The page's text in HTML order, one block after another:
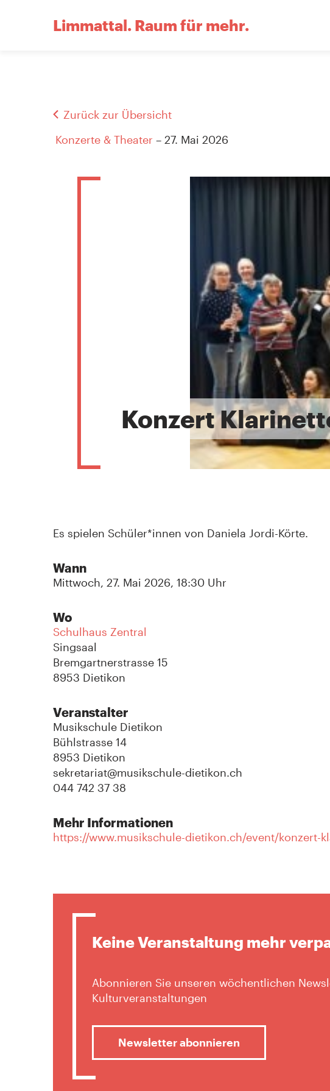
Limmattal. Raum für mehr.
Zurück zur Übersicht
Konzerte & Theater – 27. Mai 2026
Konzert
Es spielen Schüler*innen von Daniela Jordi-Körte.
Wann
Mittwoch, 27. Mai 2026, 18:30 Uhr
Wo
Schulhaus Zentral
Singsaal
Bremgartnerstrasse 15
8953 Dietikon
Veranstalter
Musikschule Dietikon
Bühlstrasse 14
8953 Dietikon
sekretariat@musikschule-dietikon.ch
044 742 37 38
Mehr Informationen
https://www.musikschule-dietikon.ch/event/konzert-
Keine Veranstaltung mehr
Abonnieren Sie unseren wöchentlichen
Kulturveranstaltungen
Newsletter abonnieren